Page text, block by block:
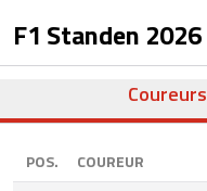
F1 Standen 2026
Coureurs
POS. COUREUR